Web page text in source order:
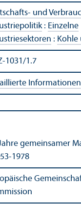
und
: Einzelne
: Kohle
1031/1.7
Informationen
gemeinsamer
1978